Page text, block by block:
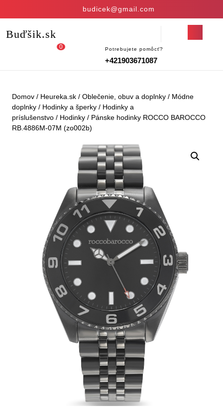
budicek@gmail.com
Buďšik.sk
Button
0 Potrebujete pomôcť?
+421903671087
Domov / Heureka.sk / Oblečenie, obuv a doplnky / Módne
doplnky / Hodinky a šperky / Hodinky a
príslušenstvo / Hodinky / Pánske hodinky ROCCO BAROCCO
RB.4886M-07M (zo002b)